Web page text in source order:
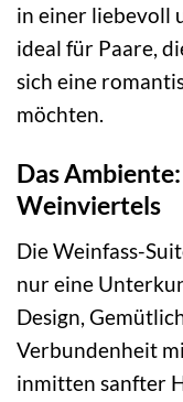
in einer liebevoll
ideal für Paare,
sich eine
möchten.
Das
Weinviertels
Die Weinfass-
nur eine
Design,
Verbundenheit
inmitten sanfter